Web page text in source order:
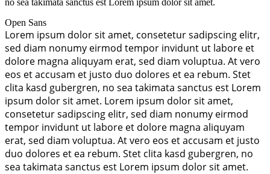
no sea takimata sanctus est Lorem ipsum dolor sit amet.
Open Sans
Lorem ipsum dolor sit amet, consetetur sadipscing elitr,
sed diam nonumy eirmod tempor invidunt ut labore et
dolore magna aliquyam erat, sed diam voluptua. At vero
eos et accusam et justo duo dolores et ea rebum. Stet
clita kasd gubergren, no sea takimata sanctus est Lorem
ipsum dolor sit amet. Lorem ipsum dolor sit amet,
consetetur sadipscing elitr, sed diam nonumy eirmod
tempor invidunt ut labore et dolore magna aliquyam
erat, sed diam voluptua. At vero eos et accusam et justo
duo dolores et ea rebum. Stet clita kasd gubergren, no
sea takimata sanctus est Lorem ipsum dolor sit amet.